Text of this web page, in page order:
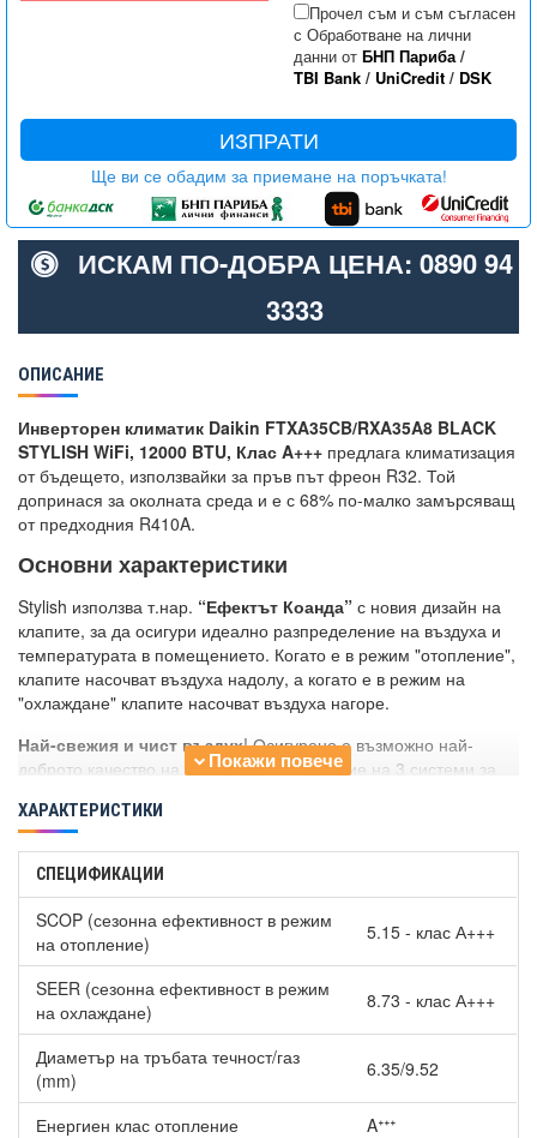
Прочел съм и съм съгласен
с Обработване на лични
данни от БНП Париба/
TBI Bank/ UniCredit/ DSK
ИЗПРАТИ
Ще ви се обадим за приемане на поръчката!
ИСКАМ ПО-ДОБРА ЦЕНА: 0890 94
3333
ОПИСАНИЕ
Инверторен климатик Daikin FTXA35CB/RXA35A8 BLACK
STYLISH WiFi, 12000 BTU, Клас A+++ предлага климатизация
от бъдещето, използвайки за пръв път фреон R32. Той
допринася за околната среда и е с 68% по-малко замърсяващ
от предходния R410A.
Основни характеристики
Stylish използва т.нар. “Ефектът Коанда” с новия дизайн на
клапите, за да осигури идеално разпределение на въздуха и
температурата в помещението. Когато е в режим "отопление",
клапите насочват въздуха надолу, а когато е в режим на
"охлаждане" клапите насочват въздуха нагоре.
Най-свежия и чист въздух! Осигурено е възможно най-
доброто качество на въздуха, благодарение на 3 системи за
Сребърният пречистващ филтър потиска полените и
акарите на 99%.
Flash Streamer разгражда вируси, бактерии, миризми и
Филтър от титаниев апатит, който улавя въздушни
прахови частици и вредни органични химични вещества,
а също и премахва лоши миризми.
Инверторен климатик Daikin FTXA35CB/RXA35A8 BLACK
STYLISH WiFi, 12000 BTU, Клас A+++ има най-компактният
дизайн - едва 189мм дебелина. Това е най-компактния
дизайнерски климатик на пазара. Заоблените му ъгли
придават елегантно и деликатно излъчване.
ХАРАКТЕРИСТИКИ
СПЕЦИФИКАЦИИ
SCOP (сезонна ефективност в режим
на отопление)
5.15 - клас А+++
SEER (сезонна ефективност в режим
на охлаждане)
8.73 - клас А+++
Диаметър на тръбата течност/газ
(mm)
6.35/9.52
Енергиен клас отопление
Aᐩᐩᐩ